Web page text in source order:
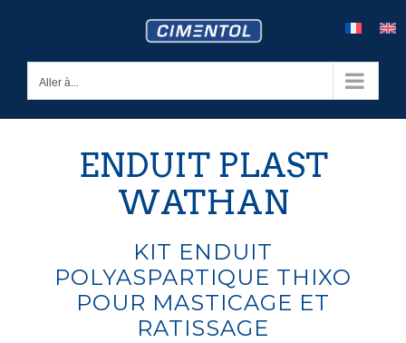
Aller à...
ENDUIT PLAST
WATHAN
KIT ENDUIT
POLYASPARTIQUE THIXO
POUR MASTICAGE ET
RATISSAGE